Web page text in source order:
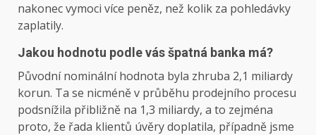
nakonec vymoci více peněz, než kolik za pohledávky
zaplatily.
Jakou hodnotu podle vás špatná banka má?
Původní nominální hodnota byla zhruba 2,1 miliardy
korun. Ta se nicméně v průběhu prodejního procesu
podsnížila přibližně na 1,3 miliardy, a to zejména
proto, že řada klientů úvěry doplatila, případně jsme